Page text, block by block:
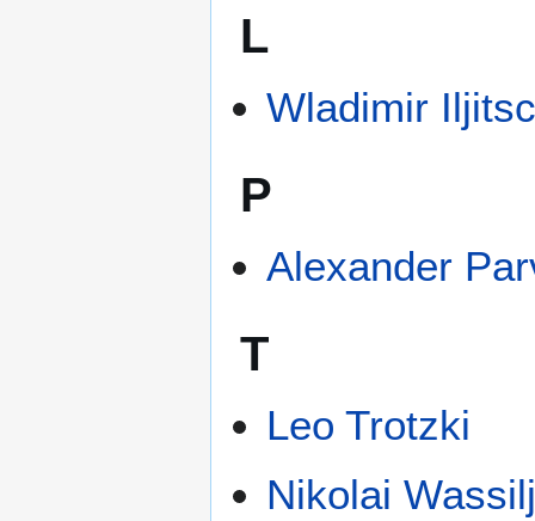
L
Wladimir
P
Alexander
T
Leo Trotzki
Nikolai